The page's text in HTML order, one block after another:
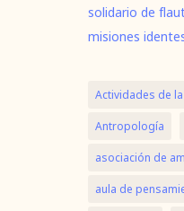
solidario de
misiones
Actividades de
Antropología
asociación de
aula de